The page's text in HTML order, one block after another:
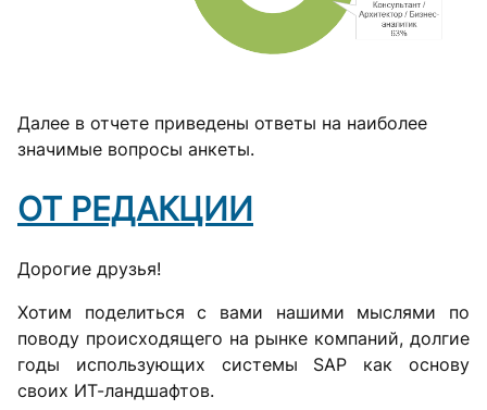
Далее в отчете приведены ответы на наиболее
значимые вопросы анкеты.
ОТ РЕДАКЦИИ
Дорогие друзья!
Хотим поделиться с вами нашими мыслями по
поводу происходящего на рынке компаний, долгие
годы использующих системы SAP как основу
своих ИТ-ландшафтов.